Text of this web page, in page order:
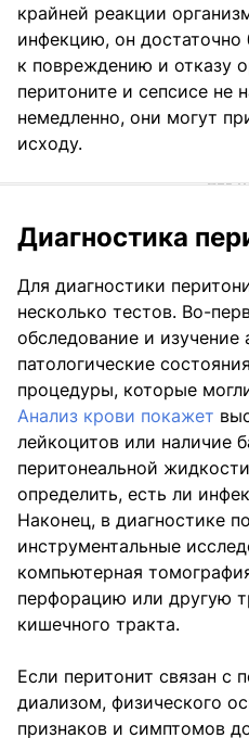
крайней реакции
инфекцию, он
к повреждению и отказу
перитоните и сепсисе не
немедленно, они могут
исходу.
Диагностика
Для диагностики
несколько тестов. Во-
обследование и изучение
патологические
процедуры, которые
Анализ крови покажет
лейкоцитов или наличие
перитонеальной
определить, есть ли
Наконец, в диагностике
инструментальные
компьютерная
перфорацию или другую
кишечного тракта.
Если перитонит связан с
диализом, физического
признаков и симптомов